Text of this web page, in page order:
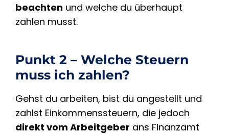
beachten und welche du überhaupt
zahlen musst.
Punkt 2 – Welche Steuern
muss ich zahlen?
Gehst du arbeiten, bist du angestellt und
zahlst Einkommenssteuern, die jedoch
direkt vom Arbeitgeber ans Finanzamt